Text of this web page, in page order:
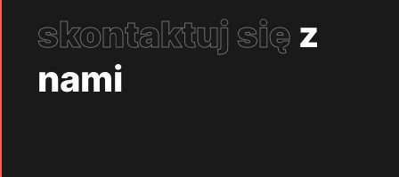
skontaktuj się z
nami